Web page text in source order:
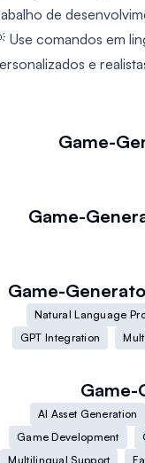
de
Use comandos em
e
Game-
Game-
Game-
Natural Language
GPT Integration
Game-
AI Asset Generation
Game Development
Multilingual Support